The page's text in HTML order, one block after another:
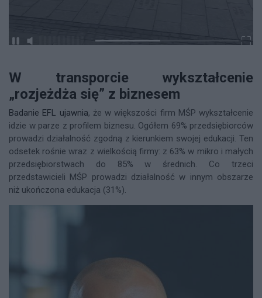
W transporcie wykształcenie
„rozjeżdża się” z biznesem
Badanie EFL ujawnia, że w większości firm MŚP wykształcenie
idzie w parze z profilem biznesu. Ogółem 69% przedsiębiorców
prowadzi działalność zgodną z kierunkiem swojej edukacji. Ten
odsetek rośnie wraz z wielkością firmy: z 63% w mikro i małych
przedsiębiorstwach do 85% w średnich. Co trzeci
przedstawicieli MŚP prowadzi działalność w innym obszarze
niż ukończona edukacja (31%).